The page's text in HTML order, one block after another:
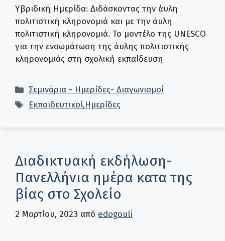
Υβριδική Ημερίδα: Διδάσκοντας την άυλη
πολιτιστική κληρονομιά και με την άυλη
πολιτιστική κληρονομιά. Το μοντέλο της UNESCO
για την ενσωμάτωση της άυλης πολιτιστικής
κληρονομιάς στη σχολική εκπαίδευση
Κατηγορίες
Σεμινάρια - Ημερίδες- Διαγωνισμοί
Ετικέτες
Εκπαιδευτικοί,Ημερίδες
Διαδικτυακή εκδήλωση-
Πανελλήνια ημέρα κατα της
βίας στο Σχολείο
2 Μαρτίου, 2023 από edogouli